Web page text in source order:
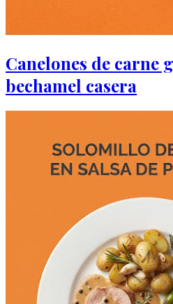
Canelones de carne
bechamel casera